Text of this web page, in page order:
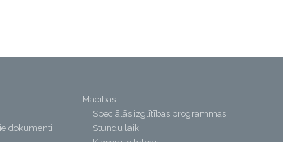
dokumenti
Mācības
Speciālās izglītības programmas
Stundu laiki